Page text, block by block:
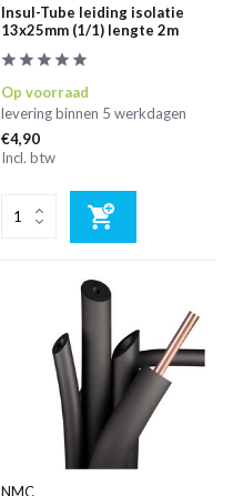
Insul-Tube leiding isolatie
13x25mm (1/1) lengte 2m
Op voorraad
levering binnen 5 werkdagen
€4,90
Incl. btw
NMC